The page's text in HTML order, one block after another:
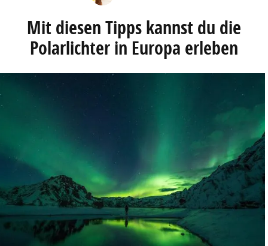
Mit diesen Tipps kannst du die
Polarlichter in Europa erleben